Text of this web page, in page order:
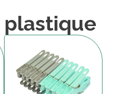
plastique